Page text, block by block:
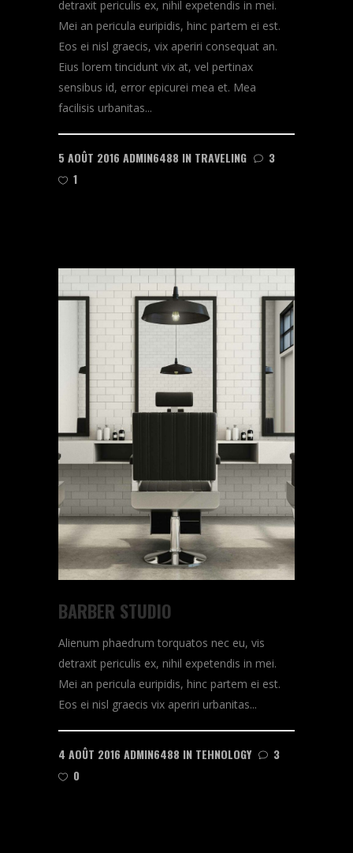
detraxit periculis ex, nihil expetendis in mei.
Mei an pericula euripidis, hinc partem ei est.
Eos ei nisl graecis, vix aperiri consequat an.
Eius lorem tincidunt vix at, vel pertinax
sensibus id, error epicurei mea et. Mea
facilisis urbanitas...
5 AOÛT 2016 ADMIN6488 IN TRAVELING
3
1
BARBER STUDIO
Alienum phaedrum torquatos nec eu, vis
detraxit periculis ex, nihil expetendis in mei.
Mei an pericula euripidis, hinc partem ei est.
Eos ei nisl graecis vix aperiri urbanitas...
4 AOÛT 2016 ADMIN6488 IN TEHNOLOGY
3
0